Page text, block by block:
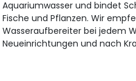
Aquariumwasser und bindet
Fische und Pflanzen. Wir
Wasseraufbereiter bei jedem
Neueinrichtungen und nach